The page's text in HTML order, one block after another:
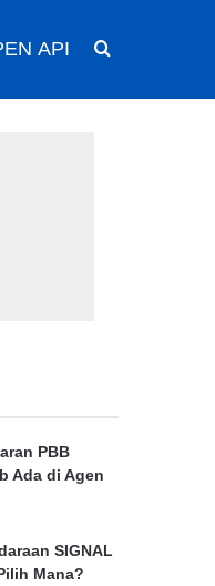
API
PBB
Ada di Agen
SIGNAL
Mana?